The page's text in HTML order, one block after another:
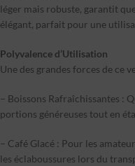
léger mais robuste, garantit
élégant, parfait pour une
Polyvalence d’Utilisation
Une des grandes forces de ce
– Boissons Rafraîchissantes :
portions généreuses tout en
– Café Glacé : Pour les
les éclaboussures lors du